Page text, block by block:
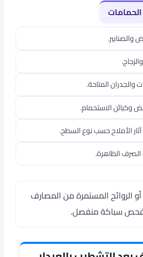
والصنابير.
والجدران المتاحة.
وكبائن الاستحمام.
الأملاح حسب نوع السطح.
الظاهرة.
أو الروائح المستمرة من المصارف
فحص سباكة منفصل.